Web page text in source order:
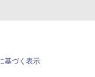
基づく表示